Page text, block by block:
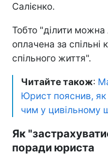
Салієнко.
Тобто "ділити
оплачена за спільні
спільного життя".
Читайте також:
Юрист пояснив, як
чим у цивільному
Як
поради юриста